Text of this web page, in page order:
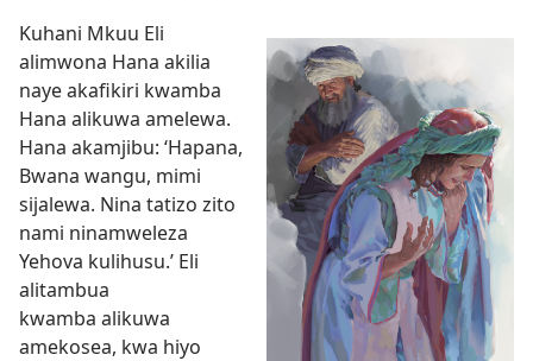
Kuhani Mkuu Eli
alimwona Hana akilia
naye akafikiri kwamba
Hana alikuwa amelewa.
Hana akamjibu: ‘Hapana,
Bwana wangu, mimi
sijalewa. Nina tatizo zito
nami ninamweleza
Yehova kulihusu.’ Eli
alitambua
kwamba alikuwa
amekosea, kwa hiyo